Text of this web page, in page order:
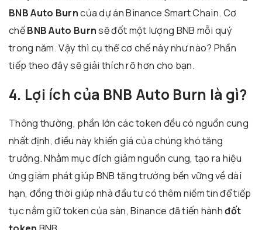
BNB Auto Burncủa dự án Binance Smart Chain. Cơ
chếBNB Auto Burnsẽ đốt một lượng BNB mỗi quý
trong năm. Vậy thì cụ thể cơ chế này như nào? Phần
tiếp theo đây sẽ giải thích rõ hơn cho bạn.
4. Lợi ích của BNB Auto Burn là gì?
Thông thường, phần lớn các token đều có nguồn cung
nhất định, điều này khiến giá của chúng khó tăng
trưởng. Nhằm mục đích giảm nguồn cung, tạo ra hiệu
ứng giảm phát giúp BNB tăng trưởng bền vững về dài
hạn, đồng thời giúp nhà đầu tư có thêm niềm tin để tiếp
tục nắm giữ token của sàn, Binance đã tiến hànhđốt